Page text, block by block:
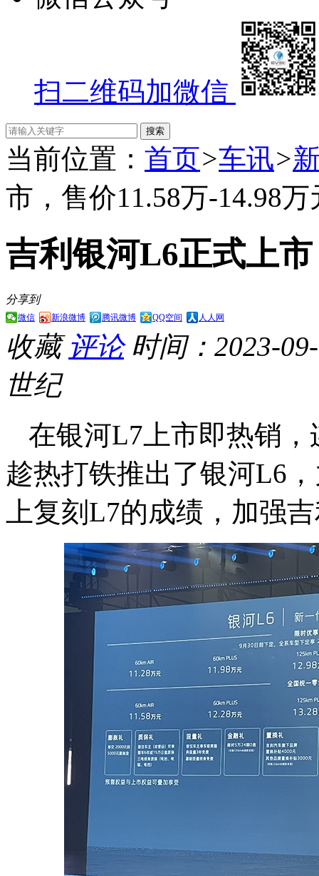
扫二维码加微信
当前位置： 首页>车讯>
市，售价11.58万-14.98万
吉利银河L6正式上
分享到
微信 新浪微博 腾讯微博 QQ空间 人人网
收藏 评论 时间：2023-
世纪
在银河L7上市即热销
趁热打铁推出了银河L6
上复刻L7的成绩，加强